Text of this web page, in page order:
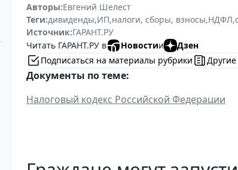
Авторы:Евгений Шелест
Теги:дивиденды,ИП,налоги, сборы, взносы,НДФЛ,
Источник:ГАРАНТ.РУ
Читать ГАРАНТ.РУ в
Новостии
Дзен
Подписаться на материалы рубрики
Документы по теме:
Налоговый кодекс Российской Федерации